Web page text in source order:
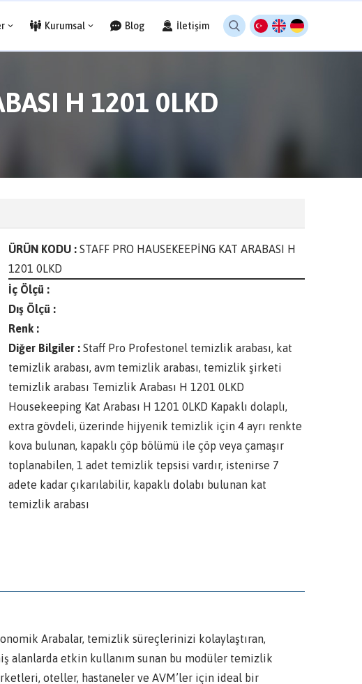
Kurumsal Blog İletişim
H 1201 0LKD
ÜRÜN KODU : STAFF PRO HAUSEKEEPİNG KAT ARABASI H
1201 0LKD
İç Ölçü :
Dış Ölçü :
Renk :
Diğer Bilgiler : Staff Pro Profestonel temizlik arabası, kat
temizlik arabası, avm temizlik arabası, temizlik şirketi
temizlik arabası Temizlik Arabası H 1201 0LKD
Housekeeping Kat Arabası H 1201 0LKD Kapaklı dolaplı,
extra gövdeli, üzerinde hijyenik temizlik için 4 ayrı renkte
kova bulunan, kapaklı çöp bölümü ile çöp veya çamaşır
toplanabilen, 1 adet temizlik tepsisi vardır, istenirse 7
adete kadar çıkarılabilir, kapaklı dolabı bulunan kat
temizlik arabası
Arabalar, temizlik süreçlerinizi kolaylaştıran,
alanlarda etkin kullanım sunan bu modüler temizlik
oteller, hastaneler ve AVM’ler için ideal bir